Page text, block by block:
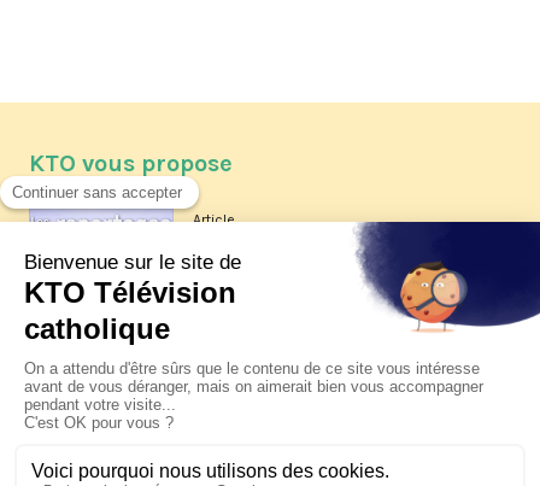
KTO vous propose
Article
Les reportages d'été 2026 de KTO
La visite pastorale du pape Léon
XIV à Assise à suivre sur KTO le
jeudi 6 août
Le pape en Uruguay, Argentine et